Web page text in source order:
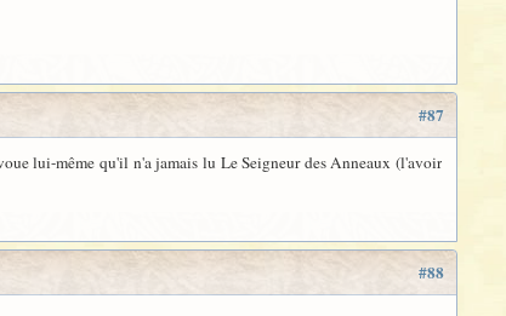
#87
lui-même qu'il n'a jamais lu Le Seigneur des Anneaux (l'avoir
#88